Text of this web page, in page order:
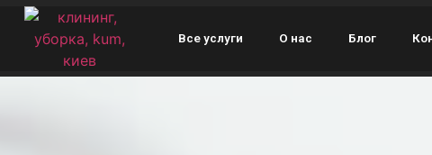
Все услуги О нас Блог